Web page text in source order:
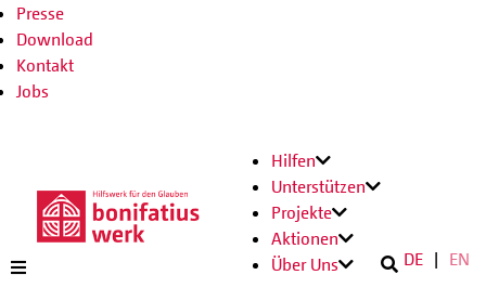
Presse
Download
Kontakt
Jobs
Hilfen
Unterstützen
Projekte
Aktionen
Über Uns
DE EN